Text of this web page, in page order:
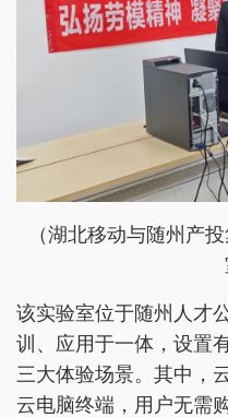
（湖北移动与随州产
该实验室位于随州人才
训、应用于一体，设置
三大体验场景。其中，
云电脑终端，用户无需